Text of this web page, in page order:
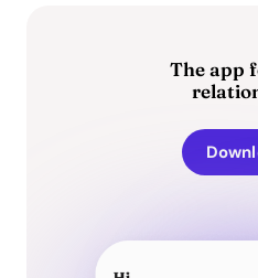
The app